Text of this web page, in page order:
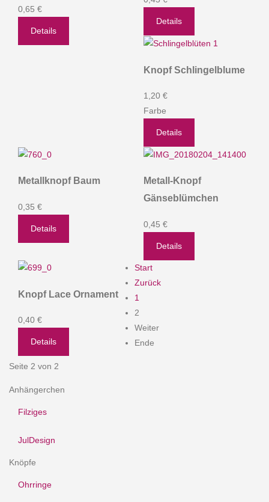
0,65 €
Details
Details
Knopf Schlingelblume
1,20 €
Farbe
Details
Metallknopf Baum
0,35 €
Details
Metall-Knopf
Gänseblümchen
0,45 €
Details
Knopf Lace Ornament
0,40 €
Details
Start
Zurück
1
2
Weiter
Ende
Seite 2 von 2
Anhängerchen
Filziges
JulDesign
Knöpfe
Ohrringe